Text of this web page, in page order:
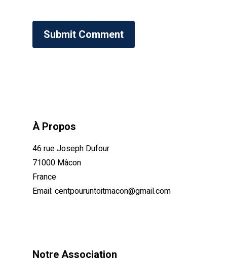
À Propos
46 rue Joseph Dufour
71000 Mâcon
France
Email: centpouruntoitmacon@gmail.com
Notre Association